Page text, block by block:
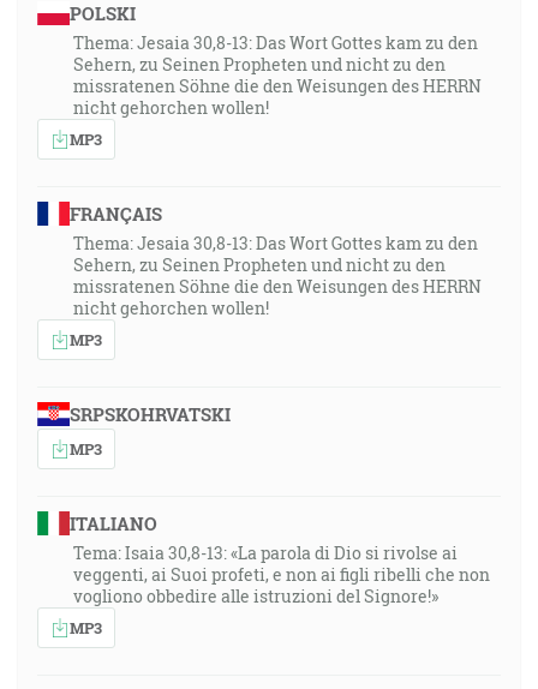
chleba. [Iz 51:14]
41:01
Tvoj ľud samá ochota v deň tvojej vojennej moci, v
ozdobe svätosti, z lona rannej zory; tebe rosa tvoja
mlaď. [Ž 110:3]
41:27
Hlas plesania a spasenia je v stánoch spravedlivých.
Pravica Hospodinova dokazuje silu. [Ž 118:15]
43:44
Ježiš Kristus ten istý včera i dnes i naveky. [Žd 13:8]
44:24
A stalo sa, keď vyšli kňazi zo svätyne, že oblak naplnil
pre oblak, lebo sláva Hospodinova naplnila dom
Hospodinov. [1Kr 8:10-11]
45:35
Majú oči, ale nevidia; majú uši, ale nečujú. [Jr 5:21]
POLSKI
Thema: Jesaia 30,8-13: Das Wort Gottes kam zu den
Sehern, zu Seinen Propheten und nicht zu den
missratenen Söhne die den Weisungen des HERRN
nicht gehorchen wollen!
MP3
FRANÇAIS
Thema: Jesaia 30,8-13: Das Wort Gottes kam zu den
Sehern, zu Seinen Propheten und nicht zu den
missratenen Söhne die den Weisungen des HERRN
nicht gehorchen wollen!
MP3
SRPSKOHRVATSKI
MP3
ITALIANO
Tema: Isaia 30,8-13: «La parola di Dio si rivolse ai
veggenti, ai Suoi profeti, e non ai figli ribelli che non
vogliono obbedire alle istruzioni del Signore!»
MP3